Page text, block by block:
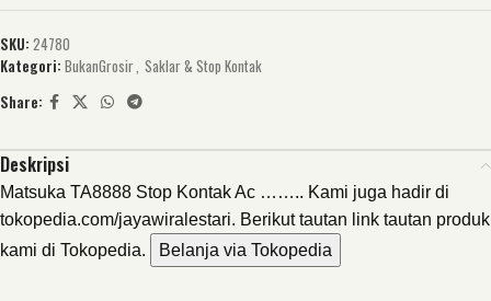
SKU: 24780
Kategori: BukanGrosir, Saklar & Stop Kontak
Share:
Deskripsi
Matsuka TA8888 Stop Kontak Ac …….. Kami juga hadir di
tokopedia.com/jayawiralestari. Berikut tautan link tautan produk
kami di Tokopedia.
Belanja via Tokopedia